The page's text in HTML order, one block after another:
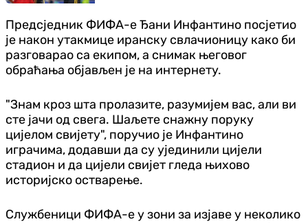
Предсједник ФИФА-е Ђани Инфантино посјетио
је након утакмице иранску свлачионицу како би
разговарао са екипом, а снимак његовог
обраћања објављен је на интернету.
"Знам кроз шта пролазите, разумијем вас, али ви
сте јачи од свега. Шаљете снажну поруку
цијелом свијету", поручио је Инфантино
играчима, додавши да су ујединили цијели
стадион и да цијели свијет гледа њихово
историјско остварење.
Службеници ФИФА-е у зони за изјаве у неколико